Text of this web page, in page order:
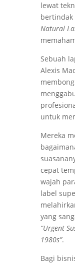
lewat
bertindak
Natural
Sebuah
Alexis
untuk
Mereka
cepat
wajah
label
yang
“Urgent
1980s”.
Bagi